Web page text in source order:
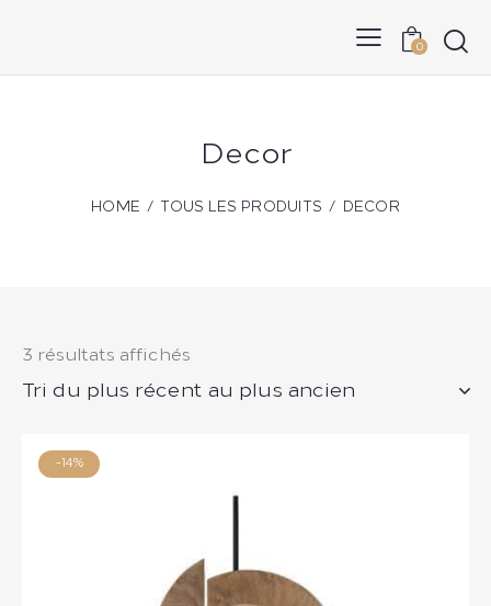
0
Decor
HOME TOUS LES PRODUITS DECOR
3 résultats affichés
-14%